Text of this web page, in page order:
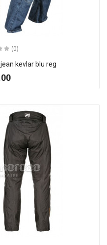
(0)
kevlar blu reg